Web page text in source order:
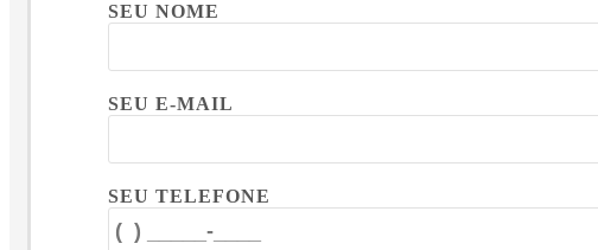
SEU NOME
SEU E-MAIL
SEU TELEFONE